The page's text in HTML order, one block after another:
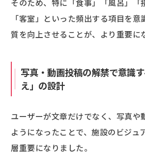
そのため、特に「食事」「風呂」「
「客室」といった頻出する項目を意
質を向上させることが、より重要に
写真・動画投稿の解禁で意識
え」の設計
ユーザーが文章だけでなく、写真や
ようになったことで、施設のビジュ
層重要になりました。